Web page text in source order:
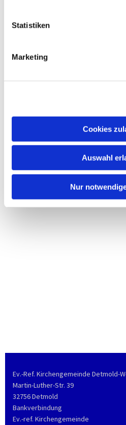
Statistiken
Marketing
Cookies
Auswahl
Nur
Dies könnte
Ev.-Ref. Kirchengemeinde Detmold-
Martin-Luther-Str. 39
32756 Detmold
Bankverbindung
Ev.-ref. Kirchengemeinde